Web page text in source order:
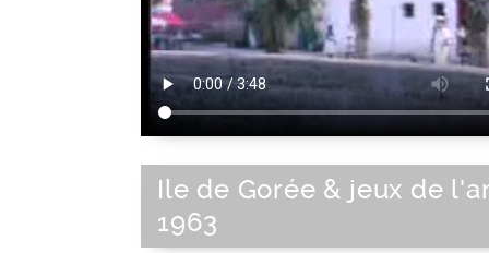
Ile de Gorée & jeux de
1963